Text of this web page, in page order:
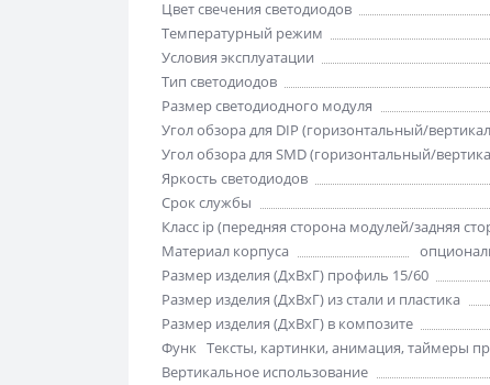
Цвет свечения светодиодов
Температурный режим
Условия эксплуатации
Тип светодиодов
Размер светодиодного модуля
Угол обзора для DIP (горизонтальный/
Угол обзора для SMD (горизонтальный/
Яркость светодиодов
Срок службы
Класс ip (передняя сторона модулей/задняя
Материал корпуса
Размер изделия (ДхВхГ) профиль 15/60
Размер изделия (ДхВхГ) из стали и пластика
Размер изделия (ДхВхГ) в композите
Функции отображения
Тексты, картинки, анимация, таймеры
Вертикальное использование